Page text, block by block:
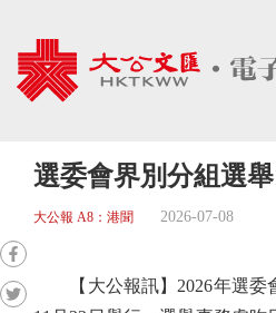
選委會界別分組選舉
大公報 A8：港聞 2026-07-08
【大公報訊】2026年選委